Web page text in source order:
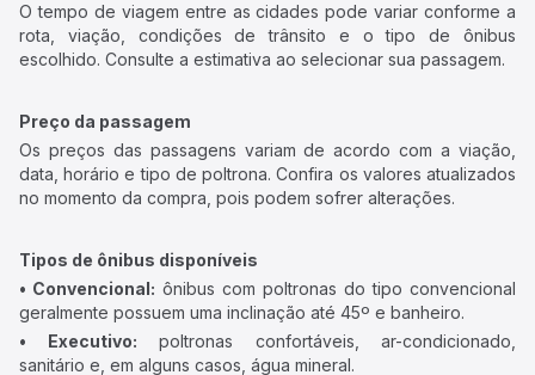
O tempo de viagem entre as cidades pode variar conforme a
rota, viação, condições de trânsito e o tipo de ônibus
escolhido. Consulte a estimativa ao selecionar sua passagem.
Preço da passagem
Os preços das passagens variam de acordo com a viação,
data, horário e tipo de poltrona. Confira os valores atualizados
no momento da compra, pois podem sofrer alterações.
Tipos de ônibus disponíveis
• Convencional: ônibus com poltronas do tipo convencional
geralmente possuem uma inclinação até 45º e banheiro.
• Executivo: poltronas confortáveis, ar-condicionado,
sanitário e, em alguns casos, água mineral.